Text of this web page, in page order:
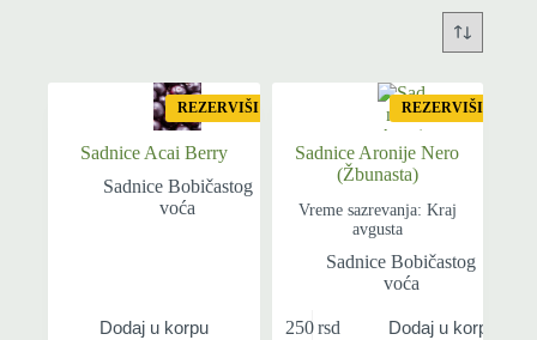
REZERVIŠI
Sadnice Acai Berry
Sadnice Bobičastog
voća
Dodaj u korpu
REZERVIŠI
Sadnice Aronije Nero
(Žbunasta)
Vreme sazrevanja: Kraj
avgusta
Sadnice Bobičastog
voća
250rsd Dodaj u korpu